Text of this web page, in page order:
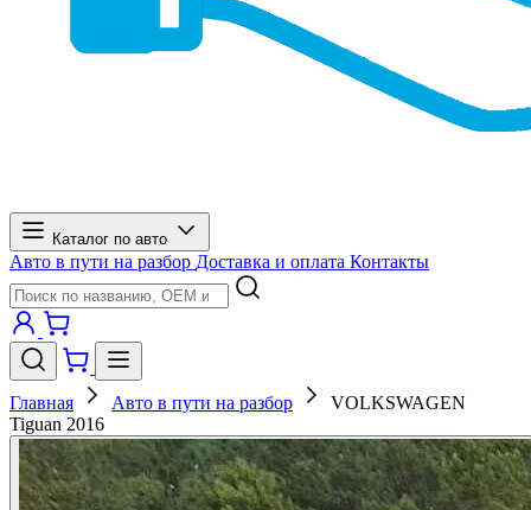
Каталог по авто
Авто в пути на разбор Доставка и оплата Контакты
Главная Авто в пути на разбор
VOLKSWAGEN
Tiguan 2016